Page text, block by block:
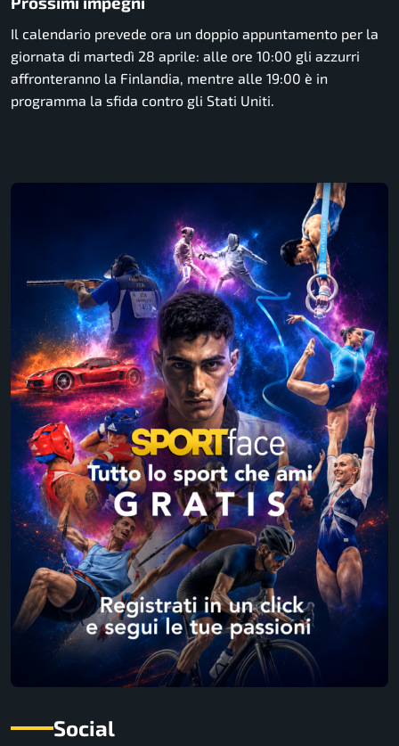
Il calendario prevede ora un doppio appuntamento per la
giornata di martedì 28 aprile: alle ore 10:00 gli azzurri
affronteranno la Finlandia, mentre alle 19:00 è in
programma la sfida contro gli Stati Uniti.
Social